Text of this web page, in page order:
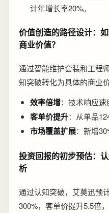
计年增长率20%。
价值创造的路径设计：
商业价值？
通过智能维护套装和工程
知突破转化为具体的商业价
效率倍增：技术响应速
客单价提升：从单品
市场覆盖扩展：新增
投资回报的初步预估：
析
通过认知突破，艾莫迅预
300%，客单价提升5.5倍